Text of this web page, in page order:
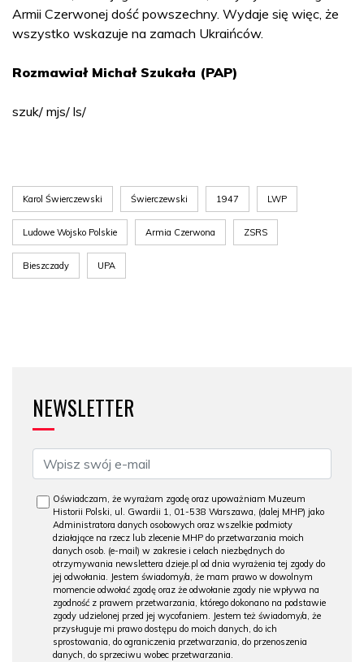
Armii Czerwonej dość powszechny. Wydaje się więc, że
wszystko wskazuje na zamach Ukraińców.
Rozmawiał Michał Szukała (PAP)
szuk/ mjs/ ls/
Karol Świerczewski Świerczewski 1947 LWP
Ludowe Wojsko Polskie Armia Czerwona ZSRS
Bieszczady UPA
NEWSLETTER
Oświadczam, że wyrażam zgodę oraz upoważniam Muzeum
Historii Polski, ul. Gwardii 1, 01-538 Warszawa, (dalej MHP) jako
Administratora danych osobowych oraz wszelkie podmioty
działające na rzecz lub zlecenie MHP do przetwarzania moich
danych osob. (e-mail) w zakresie i celach niezbędnych do
otrzymywania newslettera dzieje.pl od dnia wyrażenia tej zgody do
jej odwołania. Jestem świadomy/a, że mam prawo w dowolnym
momencie odwołać zgodę oraz że odwołanie zgody nie wpływa na
zgodność z prawem przetwarzania, którego dokonano na podstawie
zgody udzielonej przed jej wycofaniem. Jestem też świadomy/a, że
przysługuje mi prawo dostępu do moich danych, do ich
sprostowania, do ograniczenia przetwarzania, do przenoszenia
danych, do sprzeciwu wobec przetwarzania.